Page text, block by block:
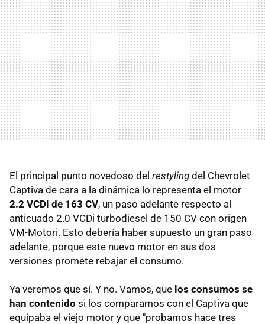
El principal punto novedoso del restyling del Chevrolet
Captiva de cara a la dinámica lo representa el motor
2.2 VCDi de 163 CV, un paso adelante respecto al
anticuado 2.0 VCDi turbodiesel de 150 CV con origen
VM-Motori. Esto debería haber supuesto un gran paso
adelante, porque este nuevo motor en sus dos
versiones promete rebajar el consumo.
Ya veremos que sí. Y no. Vamos, que los consumos se
han contenido si los comparamos con el Captiva que
equipaba el viejo motor y que "probamos hace tres